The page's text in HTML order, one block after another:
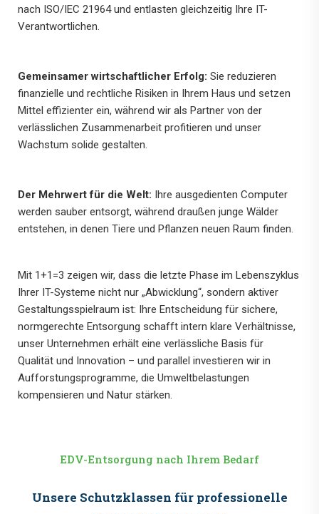
nach ISO/IEC 21964 und entlasten gleichzeitig Ihre IT-
Verantwortlichen.
Gemeinsamer wirtschaftlicher Erfolg: Sie reduzieren
finanzielle und rechtliche Risiken in Ihrem Haus und setzen
Mittel effizienter ein, während wir als Partner von der
verlässlichen Zusammenarbeit profitieren und unser
Wachstum solide gestalten.
Der Mehrwert für die Welt: Ihre ausgedienten Computer
werden sauber entsorgt, während draußen junge Wälder
entstehen, in denen Tiere und Pflanzen neuen Raum finden.
Mit 1+1=3 zeigen wir, dass die letzte Phase im Lebenszyklus
Ihrer IT-Systeme nicht nur „Abwicklung“, sondern aktiver
Gestaltungsspielraum ist: Ihre Entscheidung für sichere,
normgerechte Entsorgung schafft intern klare Verhältnisse,
unser Unternehmen erhält eine verlässliche Basis für
Qualität und Innovation – und parallel investieren wir in
Aufforstungsprogramme, die Umweltbelastungen
kompensieren und Natur stärken.
EDV-Entsorgung nach Ihrem Bedarf
Unsere Schutzklassen für professionelle